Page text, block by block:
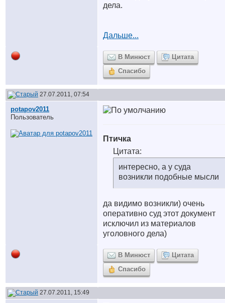
дела.
Дальше...
В Минюст
Цитата
Спасибо
27.07.2011, 07:54
potapov2011
Пользователь
Птичка
Цитата:
интересно, а у суда
возникли подобные мысли
да видимо возникли) очень
оперативно суд этот документ
исключил из материалов
уголовного дела)
В Минюст
Цитата
Спасибо
27.07.2011, 15:49